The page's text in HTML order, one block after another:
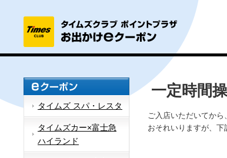
タイムズ スパ・レスタ
タイムズカー×富士急
ハイランド
一定時間
ご入店いただいてから
おそれいりますが、下